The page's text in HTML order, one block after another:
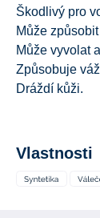
Škodlivý pro
Může
Může vyvolat
Způsobuje
Dráždí kůži.
Vlastnosti